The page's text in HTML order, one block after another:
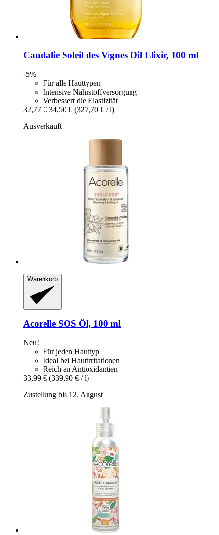
Caudalie Soleil des Vignes Oil Elixir, 100 ml
-5%
Für alle Hauttypen
Intensive Nährstoffversorgung
Verbessert die Elastizität
32,77 € 34,50 € (327,70 € / l)
Ausverkauft
Warenkorb
Acorelle SOS Öl, 100 ml
Neu!
Für jeden Hauttyp
Ideal bei Hautirritationen
Reich an Antioxidantien
33,99 € (339,90 € / l)
Zustellung bis 12. August